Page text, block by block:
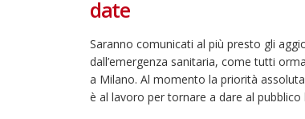
date
Saranno comunicati al più presto gli
dall’emergenza sanitaria, come tutti
a Milano. Al momento la priorità
è al lavoro per tornare a dare al
3 giugno 2026 – Al
Fraschini di Pavia il
inaugurale di UniON –
Orchestra Nazionale